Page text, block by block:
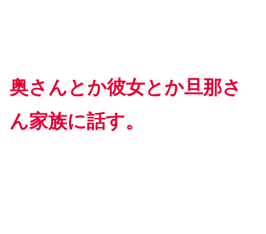
奥さんとか彼女とか旦那さ
ん家族に話す。